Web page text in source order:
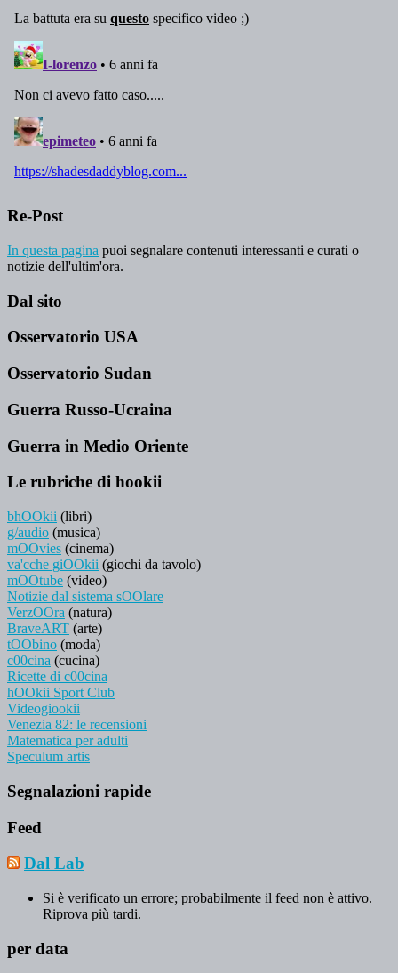
Re-Post
In questa pagina puoi segnalare contenuti interessanti e curati o
notizie dell'ultim'ora.
Dal sito
Osservatorio USA
Osservatorio Sudan
Guerra Russo-Ucraina
Guerra in Medio Oriente
Le rubriche di hookii
bhOOkii (libri)
g/audio (musica)
mOOvies (cinema)
va'cche giOOkii (giochi da tavolo)
mOOtube (video)
Notizie dal sistema sOOlare
VerzOOra (natura)
BraveART (arte)
tOObino (moda)
c00cina (cucina)
Ricette di c00cina
hOOkii Sport Club
Videogiookii
Venezia 82: le recensioni
Matematica per adulti
Speculum artis
Segnalazioni rapide
Feed
Dal Lab
Si è verificato un errore; probabilmente il feed non è attivo.
Riprova più tardi.
per data